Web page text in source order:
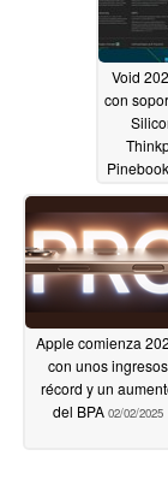
Void
con
Apple comienza
con unos ingresos
récord y un
del BPA 02/02/2025